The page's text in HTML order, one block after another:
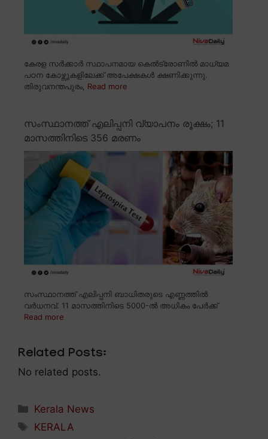
കേരള സർക്കാർ സ്ഥാപനമായ കെൽട്രോണിൽ മാധ്യമ
പഠന കോഴ്സുകളിലേക്ക് അപേക്ഷകൾ ക്ഷണിക്കുന്നു.
തിരുവനന്തപുരം, Read more
സംസ്ഥാനത്ത് എലിപ്പനി വ്യാപനം രൂക്ഷം; 11
മാസത്തിനിടെ 356 മരണം
സംസ്ഥാനത്ത് എലിപ്പനി ബാധിതരുടെ എണ്ണത്തിൽ
വർധനവ്. 11 മാസത്തിനിടെ 5000-ൽ അധികം പേർക്ക്
Read more
Related Posts:
No related posts.
Categories
Kerala News
Tags
KERALA